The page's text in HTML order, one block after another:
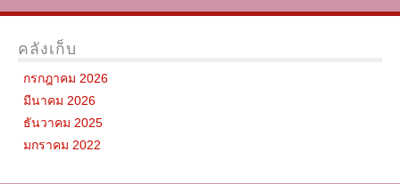
คลังเก็บ
กรกฎาคม 2026
มีนาคม 2026
ธันวาคม 2025
มกราคม 2022